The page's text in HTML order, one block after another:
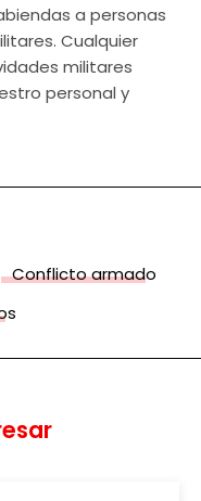
a personas
Cualquier
militares
personal y
Conflicto armado